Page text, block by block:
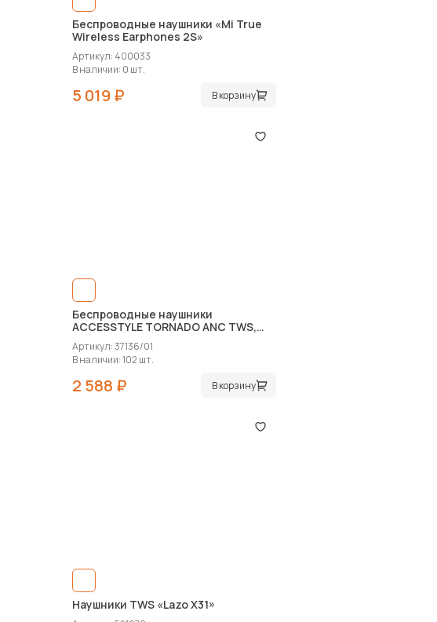
Беспроводные наушники «Mi True
Wireless Earphones 2S»
Артикул: 400033
В наличии: 0 шт.
5 019 ₽ В корзину
Беспроводные наушники
ACCESSTYLE TORNADO ANC TWS,
белый
Артикул: 37136/01
В наличии: 102 шт.
2 588 ₽ В корзину
Наушники TWS «Lazo X31»